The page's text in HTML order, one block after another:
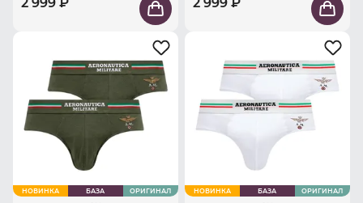
НОВИНКА БАЗА ОРИГИНАЛ НОВИНКА БАЗА ОРИГИНАЛ